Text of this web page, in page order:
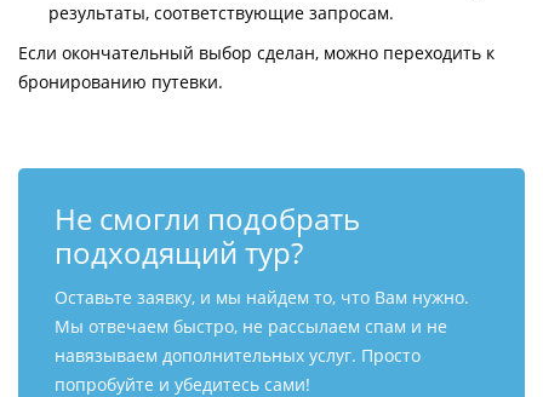
результаты, соответствующие запросам.
Если окончательный выбор сделан, можно переходить к
бронированию путевки.
Не смогли подобрать
подходящий тур?
Оставьте заявку, и мы найдем то, что Вам нужно.
Мы отвечаем быстро, не рассылаем спам и не
навязываем дополнительных услуг. Просто
попробуйте и убедитесь сами!